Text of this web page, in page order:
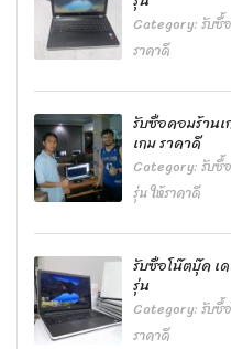
Category:รับซื้
ราคาดี
รับซื้อคอมร้านเ
เกม ราคาดี
Category:รับซื้
รุ่น ให้ราคาดี
รับซื้อโน๊ตบุ๊ค เ
รุ่น
Category:รับซื้
ราคาดี